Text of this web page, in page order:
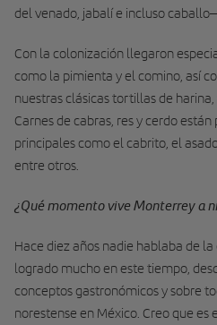
del venado, jabalí e incluso
Con la colonización llegaron
como la pimienta y el comino, así
nuestras clásicas tortillas de
Carnes de cabras, res y cerdo
principales como el cabrito, el
entre otros.
¿Qué momento vive Monterrey a
Hace diez años nadie hablaba de
logrado mucho en este tiempo,
conceptos gastronómicos y sobre
norestense en México. Creo que